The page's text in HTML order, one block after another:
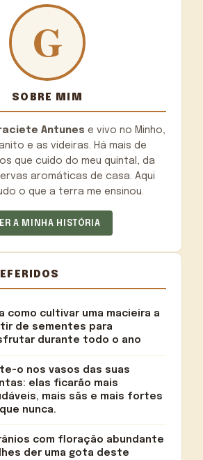
SOBRE MIM
Antunes e vivo no Minho,
e as videiras. Há mais de
que cuido do meu quintal, da
aromáticas de casa. Aqui
o que a terra me ensinou.
A MINHA HISTÓRIA
como cultivar uma macieira a
de sementes para
durante todo o ano
o nos vasos das suas
elas ficarão mais
mais sãs e mais fortes
nunca.
com floração abundante
der uma gota deste